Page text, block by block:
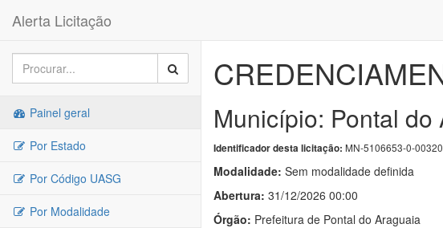
Alerta Licitação
Painel geral
Por Estado
Por Código UASG
Por Modalidade
Município: Pontal do
Identificador desta licitação: MN-5106653-0-
Modalidade: Sem modalidade definida
Abertura: 31/12/2026 00:00
Órgão: Prefeitura de Pontal do Araguaia